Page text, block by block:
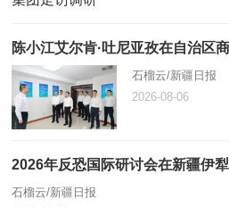
陈小江艾尔肯·吐尼亚孜在自治区
石榴云/新疆日报
2026-08-06
2026年反恐国际研讨会在新疆伊
石榴云/新疆日报